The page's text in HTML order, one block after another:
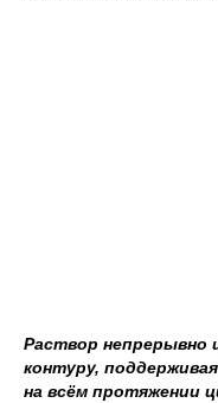
Раствор непрерывно
контуру,
на всём протяжении